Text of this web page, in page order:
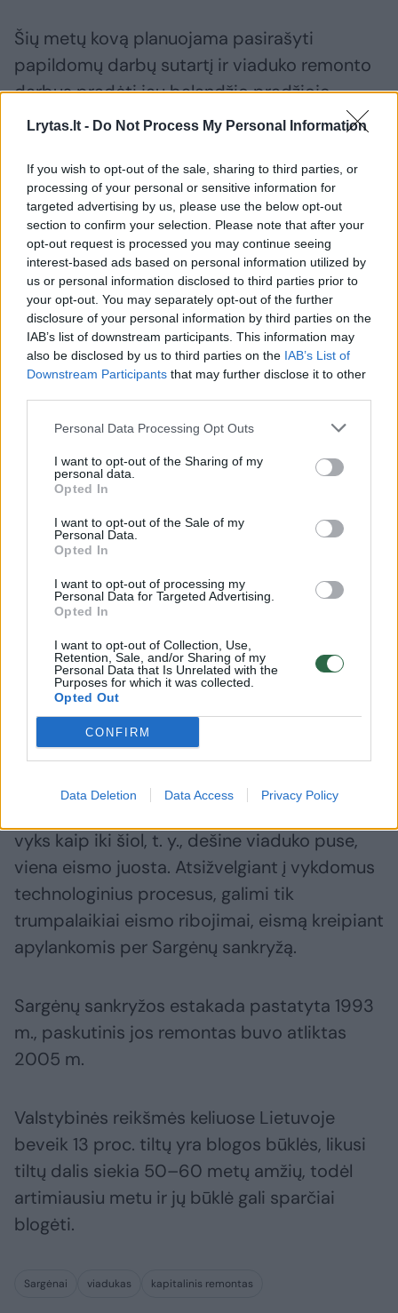
Lrytas.lt - Do Not Process My Personal Information
If you wish to opt-out of the sale, sharing to third parties, or
processing of your personal or sensitive information for
targeted advertising by us, please use the below opt-out
section to confirm your selection. Please note that after your
opt-out request is processed you may continue seeing
interest-based ads based on personal information utilized by
us or personal information disclosed to third parties prior to
your opt-out. You may separately opt-out of the further
disclosure of your personal information by third parties on the
IAB’s list of downstream participants. This information may
also be disclosed by us to third parties on the IAB’s List of
Downstream Participants that may further disclose it to other
Personal Data Processing Opt Outs
I want to opt-out of the Sharing of my
personal data.
Opted In
I want to opt-out of the Sale of my
Personal Data.
Opted In
I want to opt-out of processing my
Personal Data for Targeted Advertising.
Opted In
I want to opt-out of Collection, Use,
Retention, Sale, and/or Sharing of my
Personal Data that Is Unrelated with the
Purposes for which it was collected.
Opted Out
CONFIRM
Data Deletion Data Access Privacy Policy
Šių metų kovą planuojama pasirašyti
papildomų darbų sutartį ir viaduko remonto
darbus pradėti jau balandžio pradžioje.
Marijampolė–Suvalkai pradžioje esantį
Sargėnų viaduką šiemet suplanuoti
papildomi sijų galų remonto darbai ties
atramomis, taip pat kairės pusės viaduko
pakloto įrengimo, šalitilčių įrengimo, dangos
sluoksnių įrengimo, atitvarų įrengimo bei
viaduko prieigų įrengimo darbai.
Vėl laikinai uždaromas
eismas Sargėnų viaduku:
remonto darbai truks porą
savaičių
viaduku:
vyks kaip iki šiol, t. y., dešine viaduko puse,
viena eismo juosta. Atsižvelgiant į vykdomus
technologinius procesus, galimi tik
trumpalaikiai eismo ribojimai, eismą kreipiant
apylankomis per Sargėnų sankryžą.
Sargėnų sankryžos estakada pastatyta 1993
m., paskutinis jos remontas buvo atliktas
2005 m.
Valstybinės reikšmės keliuose Lietuvoje
beveik 13 proc. tiltų yra blogos būklės, likusi
tiltų dalis siekia 50–60 metų amžių, todėl
artimiausiu metu ir jų būklė gali sparčiai
blogėti.
Sargėnai viadukas kapitalinis remontas